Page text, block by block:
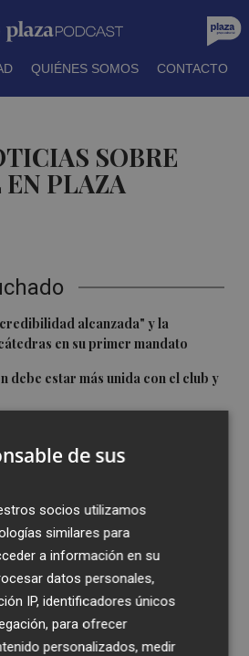
QUIÉNES SOMOS CONTACTO
SOBRE
PLAZA
alcanzada" y la
en su primer mandato
debe estar más unida con el club y
en Sierra Engarcerán (Castellón)
de IA para burlar la
y empresas
de sus
socios utilizamos
similares para
a información en su
datos personales,
IP, identificadores únicos
para ofrecer
personalizados, medir